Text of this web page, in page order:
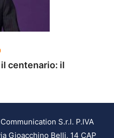
centenario: il
S.r.l. P.IVA
Gioacchino Belli, 14 CAP